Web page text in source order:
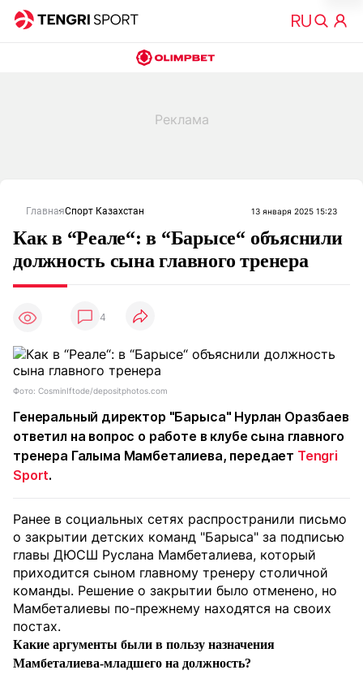
ГлавнаяСпорт Казахстан 13 января 2025 15:23
Как в “Реале“: в “Барысе“ объяснили
должность сына главного тренера
4
Фото: CosminIftode/depositphotos.com
Генеральный директор "Барыса" Нурлан Оразбаев
ответил на вопрос о работе в клубе сына главного
тренера Галыма Мамбеталиева, передает Tengri
Sport.
Ранее в социальных сетях распространили письмо
о закрытии детских команд "Барыса" за подписью
главы ДЮСШ Руслана Мамбеталиева, который
приходится сыном главному тренеру столичной
команды. Решение о закрытии было отменено, но
Мамбеталиевы по-прежнему находятся на своих
постах.
Какие аргументы были в пользу назначения
Мамбеталиева-младшего на должность?